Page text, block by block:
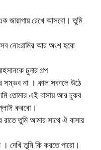
জায়াগায় রেখে আসবো। তুমি
নোংরামির আর অংশ হবো
চুদার গল্প
না । কাল সকালে উঠে
তোমার এই বাসায় আর ঢুকব
করবো।
তুমি আমার সাথে ঐ বাসায়
দেখি তুমি কি করতে পারো।